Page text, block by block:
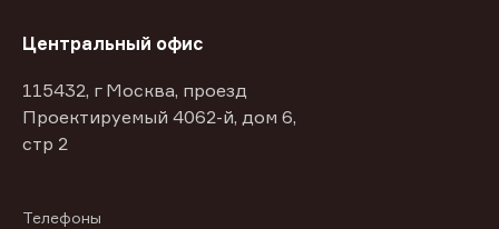
Центральный офис
115432, г Москва, проезд
Проектируемый 4062-й, дом 6,
стр 2
Телефоны